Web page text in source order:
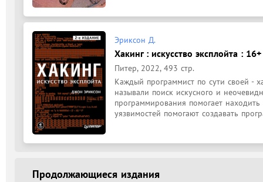
Эриксон Д.
Хакинг : искусство эксплойта : 16+
Питер, 2022, 493 стр.
Каждый программист по сути своей -
называли поиск искусного и
программирования помогает
уязвимостей помогают создавать
Продолжающиеся издания